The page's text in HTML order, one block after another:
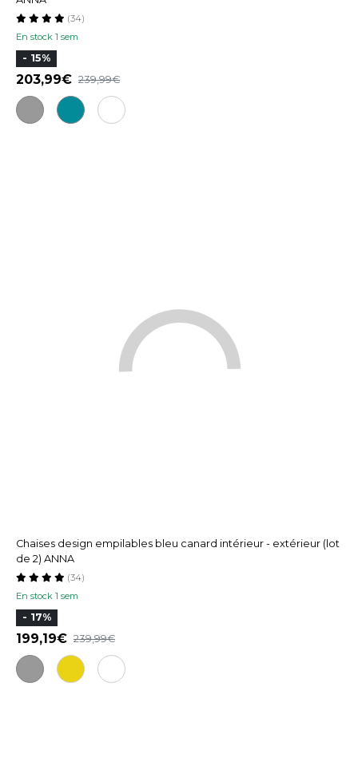
En stock 1 sem
(34)
- 15%
203,99 239,99
Chaises design empilables bleu canard intérieur - extérieur (lot
de 2) ANNA
En stock 1 sem
(34)
- 17%
199,19 239,99